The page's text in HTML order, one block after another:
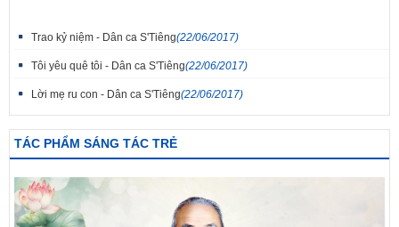
Trao kỷ niệm - Dân ca S'Tiêng(22/06/2017)
Tôi yêu quê tôi - Dân ca S'Tiêng(22/06/2017)
Lời mẹ ru con - Dân ca S'Tiêng(22/06/2017)
TÁC PHẨM SÁNG TÁC TRẺ